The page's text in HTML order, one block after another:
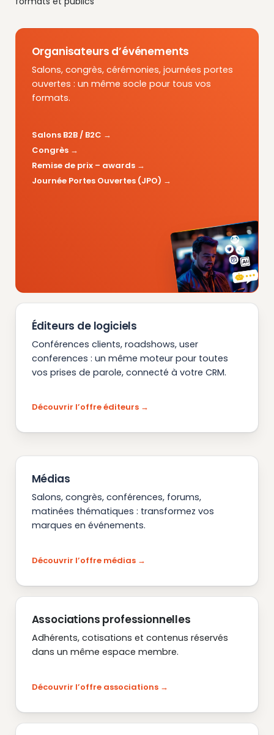
Organisateurs d’événements
Salons, congrès, cérémonies, journées portes
ouvertes : un même socle pour tous vos
formats.
Salons B2B / B2C
Congrès
Remise de prix – awards
Journée Portes Ouvertes (JPO)
Éditeurs de logiciels
Conférences clients, roadshows, user
conferences : un même moteur pour toutes
vos prises de parole, connecté à votre CRM.
Découvrir l’offre éditeurs
Médias
Salons, congrès, conférences, forums,
matinées thématiques : transformez vos
marques en événements.
Découvrir l’offre médias
Associations professionnelles
Adhérents, cotisations et contenus réservés
dans un même espace membre.
Découvrir l’offre associations